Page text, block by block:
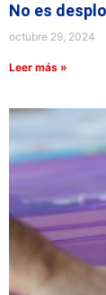
No es
octubre 29, 2024
Leer más »